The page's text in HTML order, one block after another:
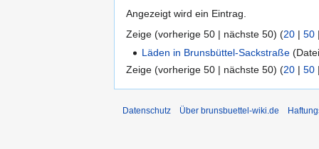
Angezeigt wird ein Eintrag.
Zeige (vorherige 50 | nächste 50) (20 | 50
Läden in Brunsbüttel-Sackstraße
Zeige (vorherige 50 | nächste 50) (20 | 50
Datenschutz Über brunsbuettel-wiki.de